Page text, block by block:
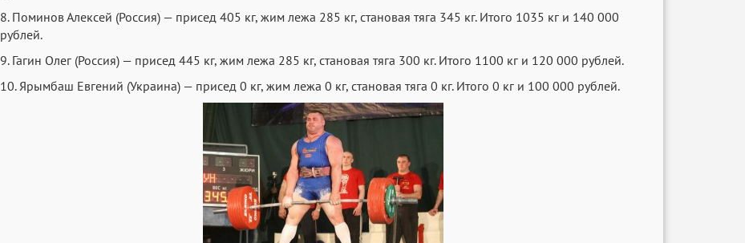
8. Поминов Алексей (Россия) — присед 405 кг, жим лежа 285 кг, становая тяга 345 кг. Итого 1035 кг и 140 000
рублей.
9. Гагин Олег (Россия) — присед 445 кг, жим лежа 285 кг, становая тяга 300 кг. Итого 1100 кг и 120 000 рублей.
10. Ярымбаш Евгений (Украина) — присед 0 кг, жим лежа 0 кг, становая тяга 0 кг. Итого 0 кг и 100 000 рублей.